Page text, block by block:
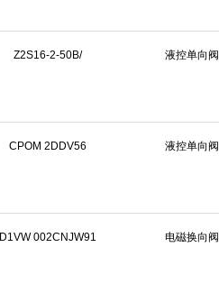
Z2S16-2-50B/ 液控单向阀
CPOM 2DDV56 液控单向阀
D1VW 002CNJW91 电磁换向阀